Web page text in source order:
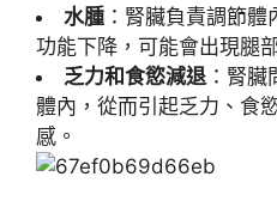
水腫 ：腎臟負責調節
功能下降，可能會出現腿
乏力和食慾減退 ：腎
體內，從而引起乏力、食
感。